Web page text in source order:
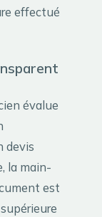
effectué
évalue
devis
la main-
est